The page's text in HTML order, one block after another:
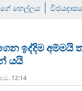
හෙල්ලය
ඉද්දිම අම්මයි
යයි
12:14